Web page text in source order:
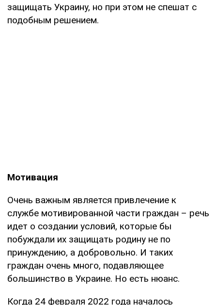
защищать Украину, но при этом не спешат с
подобным решением.
Мотивация
Очень важным является привлечение к
службе мотивированной части граждан – речь
идет о создании условий, которые бы
побуждали их защищать родину не по
принуждению, а добровольно. И таких
граждан очень много, подавляющее
большинство в Украине. Но есть нюанс.
Когда 24 февраля 2022 года началось